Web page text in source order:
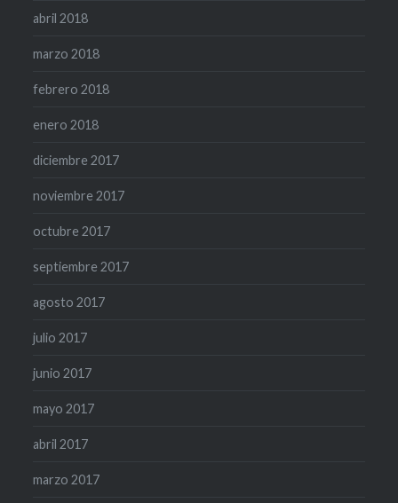
abril 2018
marzo 2018
febrero 2018
enero 2018
diciembre 2017
noviembre 2017
octubre 2017
septiembre 2017
agosto 2017
julio 2017
junio 2017
mayo 2017
abril 2017
marzo 2017